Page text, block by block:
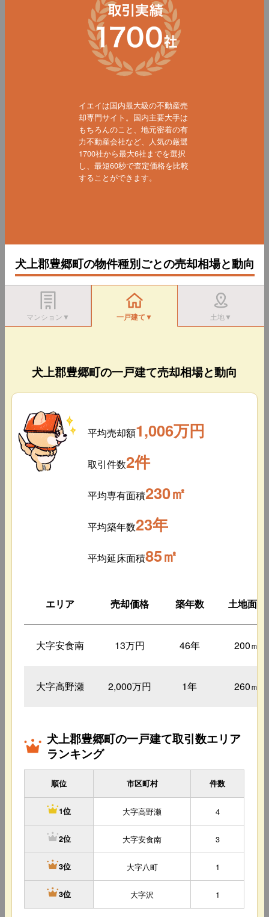
イエイは国内最大級の不動産売
却専門サイト。国内主要大手は
もちろんのこと、地元密着の有
力不動産会社など、人気の厳選
1700社から最大6社までを選択
し、最短60秒で査定価格を比較
することができます。
犬上郡豊郷町の物件種別ごとの売却相場と動向
マンション▼ 一戸建て▼ 土地▼
犬上郡豊郷町の一戸建て売却相場と動向
平均売却額1,006万円
取引件数2件
平均専有面積230㎡
平均築年数23年
平均延床面積85㎡
エリア 売却価格 築年数 土地面積
大字安食南 13万円 46年 200㎡
大字高野瀬 2,000万円 1年 260㎡
犬上郡豊郷町の一戸建て取引数エリア
ランキング
順位 市区町村 件数
1位 大字高野瀬 4
2位 大字安食南 3
3位 大字八町 1
3位 大字沢 1